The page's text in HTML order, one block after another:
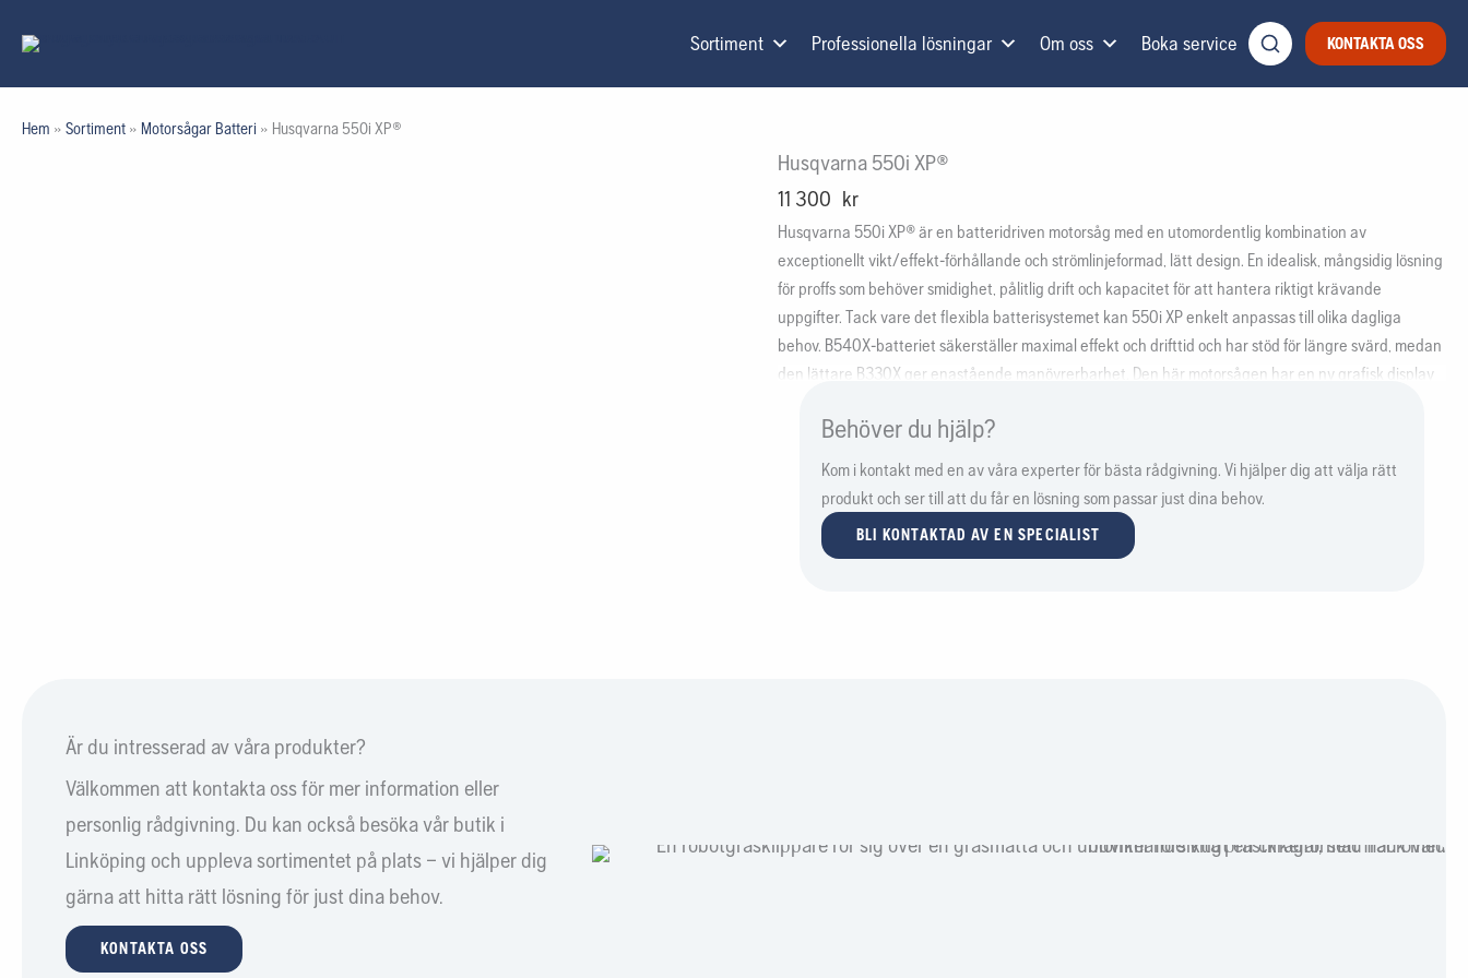
innehåll
Sortiment Professionella lösningar Om oss Boka service KONTAKTA OSS
Hem » Sortiment » Motorsågar Batteri » Husqvarna 550i XP®
Husqvarna 550i XP®
11 300 kr
Husqvarna 550i XP® är en batteridriven motorsåg med en utomordentlig kombination av
exceptionellt vikt/effekt-förhållande och strömlinjeformad, lätt design. En idealisk, mångsidig lösning
för proffs som behöver smidighet, pålitlig drift och kapacitet för att hantera riktigt krävande
uppgifter. Tack vare det flexibla batterisystemet kan 550i XP enkelt anpassas till olika dagliga
behov. B540X-batteriet säkerställer maximal effekt och drifttid och har stöd för längre svärd, medan
den lättare B330X ger enastående manövrerbarhet. Den här motorsågen har en ny grafisk display
status. Displayen gör det dessutom enkelt att hantera SavE-läget.
Behöver du hjälp?
Kom i kontakt med en av våra experter för bästa rådgivning. Vi hjälper dig att välja rätt
produkt och ser till att du får en lösning som passar just dina behov.
BLI KONTAKTAD AV EN SPECIALIST
Är du intresserad av våra produkter?
Välkommen att kontakta oss för mer information eller
personlig rådgivning. Du kan också besöka vår butik i
Linköping och uppleva sortimentet på plats – vi hjälper dig
gärna att hitta rätt lösning för just dina behov.
KONTAKTA OSS